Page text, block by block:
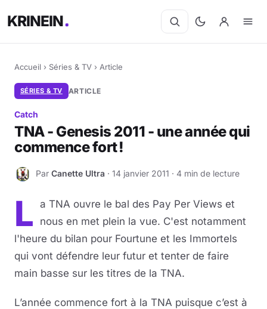
KRINEIN
Accueil › Séries & TV › Article
SÉRIES & TV ARTICLE
Catch
TNA - Genesis 2011 - une année qui
commence fort !
C Par Canette Ultra · 14 janvier 2011 · 4 min de lecture
L a TNA ouvre le bal des Pay Per Views et
nous en met plein la vue. C'est notamment
l'heure du bilan pour Fourtune et les Immortels
qui vont défendre leur futur et tenter de faire
main basse sur les titres de la TNA.
L’année commence fort à la TNA puisque c’est à